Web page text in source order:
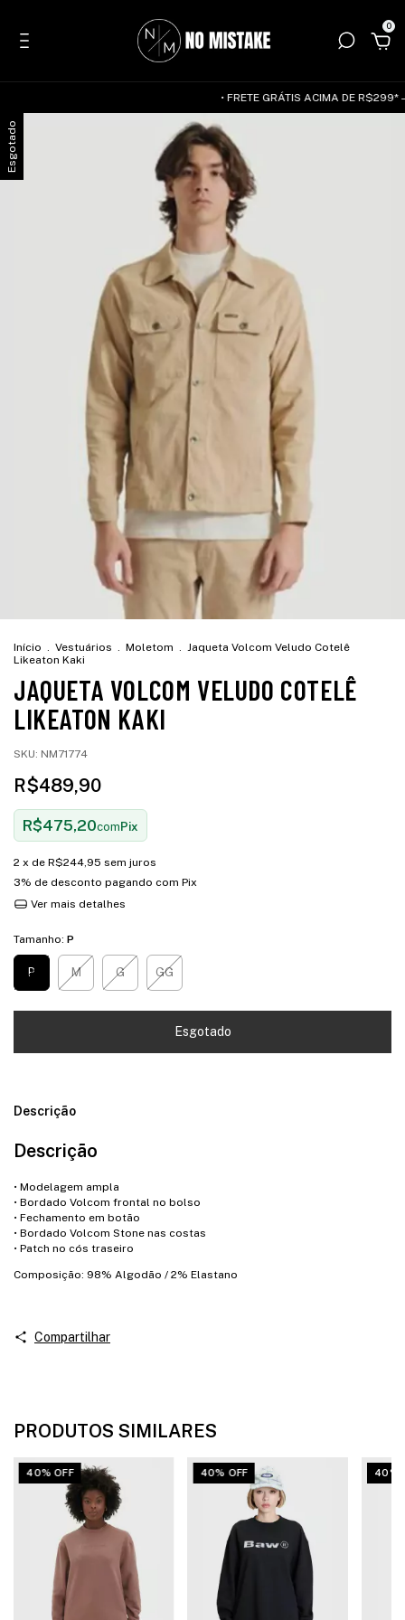
0
• FRETE GRÁTIS ACIMA DE R$299*
Esgotado
Início . Vestuários . Moletom . Jaqueta Volcom Veludo Cotelê
Likeaton Kaki
JAQUETA VOLCOM VELUDO COTELÊ
LIKEATON KAKI
SKU: NM71774
R$489,90
R$475,20com Pix
2 x de R$244,95 sem juros
3% de desconto pagando com Pix
Ver mais detalhes
Tamanho: P
P M G GG
Descrição
Descrição
• Modelagem ampla
• Bordado Volcom frontal no bolso
• Fechamento em botão
• Bordado Volcom Stone nas costas
• Patch no cós traseiro
Composição: 98% Algodão / 2% Elastano
Compartilhar
PRODUTOS SIMILARES
40% OFF 40% OFF 40%